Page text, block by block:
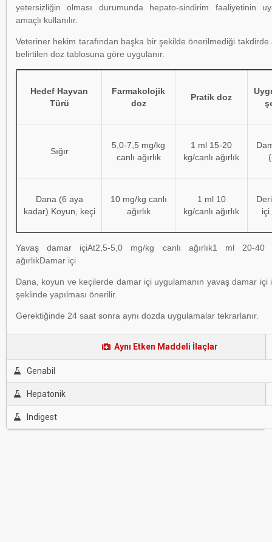
yetersizliğin olması durumunda hepato-sindirim faaliyetinin
amaçlı kullanılır.
Veteriner hekim tarafından başka bir şekilde önerilmediği takdirde
belirtilen doz tablosuna göre uygulanır.
Hedef Hayvan
Türü
Farmakolojik
doz
Pratik doz
Sığır
5,0-7,5 mg/kg
canlı ağırlık
1 ml 15-20
kg/canlı ağırlık
Dana (6 aya
kadar) Koyun, keçi
10 mg/kg canlı
ağırlık
1 ml 10
kg/canlı ağırlık
içi
Yavaş damar içiAt2,5-5,0 mg/kg canlı ağırlık1 ml 20-40
ağırlıkDamar içi
Dana, koyun ve keçilerde damar içi uygulamanın yavaş damar içi
şeklinde yapılması önerilir.
Gerektiğinde 24 saat sonra aynı dozda uygulamalar tekrarlanır.
Aynı Etken Maddeli İlaçlar
Genabil
Hepatonik
Indigest